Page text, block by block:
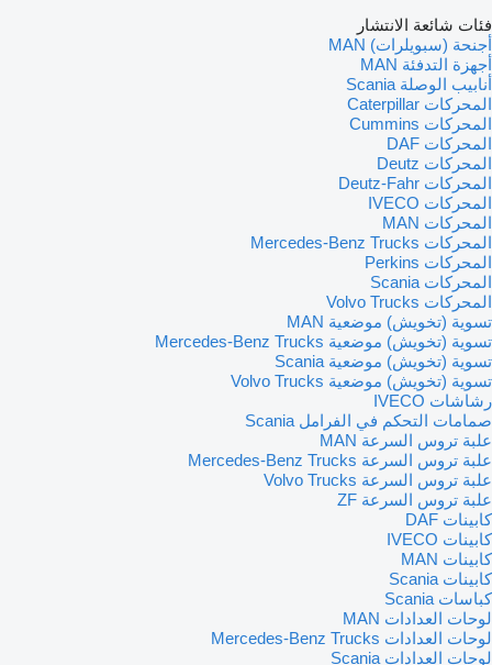
فئات شائعة الانتشار
أجنحة (سبويلرات) MAN
أجهزة التدفئة MAN
أنابيب الوصلة Scania
المحركات Caterpillar
المحركات Cummins
المحركات DAF
المحركات Deutz
المحركات Deutz-Fahr
المحركات IVECO
المحركات MAN
المحركات Mercedes-Benz Trucks
المحركات Perkins
المحركات Scania
المحركات Volvo Trucks
تسوية (تخويش) موضعية MAN
تسوية (تخويش) موضعية Mercedes-Benz Trucks
تسوية (تخويش) موضعية Scania
تسوية (تخويش) موضعية Volvo Trucks
رشاشات IVECO
صمامات التحكم في الفرامل Scania
علبة تروس السرعة MAN
علبة تروس السرعة Mercedes-Benz Trucks
علبة تروس السرعة Volvo Trucks
علبة تروس السرعة ZF
كابينات DAF
كابينات IVECO
كابينات MAN
كابينات Scania
كباسات Scania
لوحات العدادات MAN
لوحات العدادات Mercedes-Benz Trucks
لوحات العدادات Scania